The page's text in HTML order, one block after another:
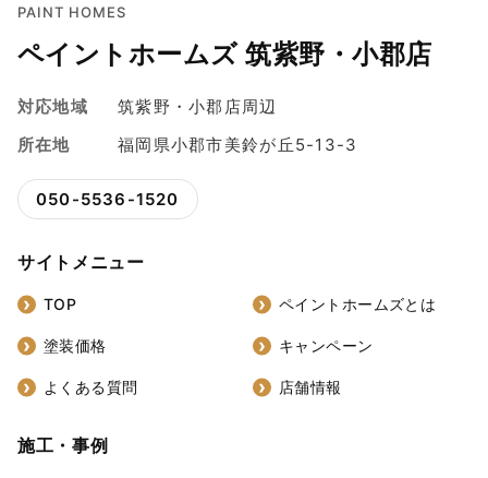
PAINT HOMES
ペイントホームズ 筑紫野・小郡店
対応地域
筑紫野・小郡店周辺
所在地
福岡県小郡市美鈴が丘5-13-3
050-5536-1520
サイトメニュー
TOP ペイントホームズとは
塗装価格 キャンペーン
よくある質問 店舗情報
施工・事例